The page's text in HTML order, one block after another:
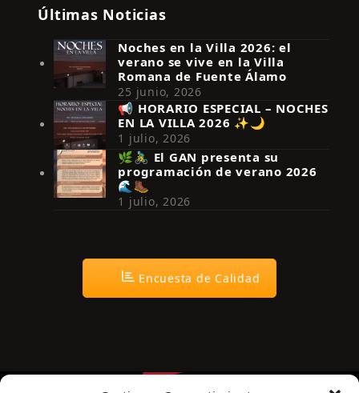
Síguenos en Instagram
Últimas Noticias
Noches en la Villa 2026: el
verano se vive en la Villa
Romana de Fuente Álamo
25 junio, 2026
📢 HORARIO ESPECIAL – NOCHES
EN LA VILLA 2026 ✨🌙
1 julio, 2026
🌿🚴‍♂️ El GAN presenta su
programación de verano 2026
🌊🥾
1 julio, 2026
Encuesta de Calidad